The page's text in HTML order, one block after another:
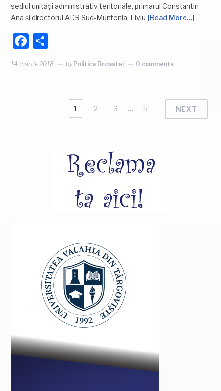
sediul unității administrativ teritoriale, primarul Constantin
Ana și directorul ADR Sud-Muntenia, Liviu [Read More…]
Facebook
14 martie 2018 by Politica Broastei 0 comments
1 2 3 … 5 NEXT